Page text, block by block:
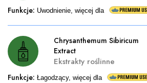
Funkcje: Uwodnienie, więcej dla
Chrysanthemum Sibiricum
Extract
Ekstrakty roślinne
Funkcje: Łagodzący, więcej dla